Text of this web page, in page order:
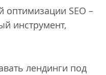
SEO –
инструмент,
лендинги под